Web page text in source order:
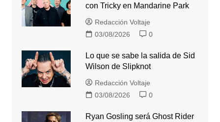
con Tricky en Mandarine Park
Redacción Voltaje
03/08/2026
0
Lo que se sabe la salida de Sid
Wilson de Slipknot
Redacción Voltaje
03/08/2026
0
Ryan Gosling será Ghost Rider